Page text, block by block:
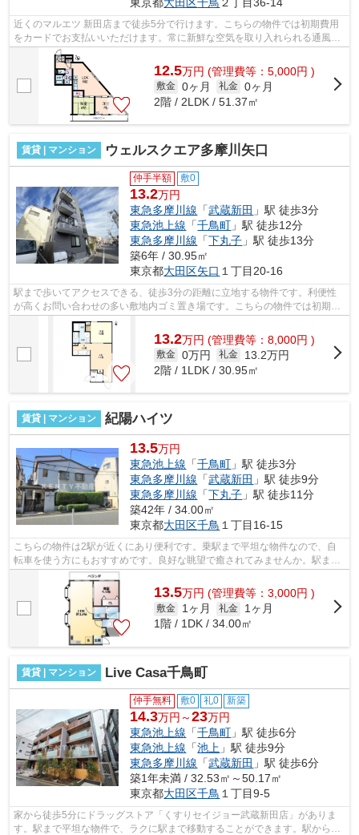
東京都大田区千鳥 ２丁目36-14
近くのマルエツ 新田店まで徒歩5分で行けます。こちらの物件では初期費用
をカードでお支払いいただけます。常に新鮮な空気を取り入れられる通風良
好な間取りの物件。こちらの物件はマ...
12.5万円 (管理費等：5,000円 )
敷金 0ヶ月 礼金 0ヶ月
2階 / 2LDK / 51.37㎡
賃貸 | マンション ウェルスクエア多摩川矢口
仲手半額 敷0
13.2万円
東急多摩川線 「武蔵新田 」駅 徒歩3分
東急池上線 「千鳥町 」駅 徒歩12分
東急多摩川線 「下丸子 」駅 徒歩13分
築6年 / 30.95㎡
東京都大田区矢口 １丁目20-16
駅まで歩いてアクセスできる、徒歩3分の距離に立地する物件です。利便性
が高くお問い合わせの多い敷地内ゴミ置き場です。こちらの物件では初期費
用をカードでお支払いいただけます。駅...
13.2万円 (管理費等：8,000円 )
敷金 0万円 礼金
13.2万円
2階 / 1LDK / 30.95㎡
賃貸 | マンション 紀陽ハイツ
13.5万円
東急池上線 「千鳥町 」駅 徒歩3分
東急多摩川線 「武蔵新田 」駅 徒歩9分
東急多摩川線 「下丸子 」駅 徒歩11分
築42年 / 34.00㎡
東京都大田区千鳥 １丁目16-15
こちらの物件は2駅が近くにあり便利です。乗駅まで平坦な物件なので、自
転車を使う方にもおすすめです。良好な眺望で癒されてみませんか。駅まで
徒歩3分の立地が魅力的な、利便性の高...
13.5万円 (管理費等：3,000円 )
敷金 1ヶ月 礼金
1ヶ月
1階 / 1DK / 34.00㎡
賃貸 | マンション Live Casa千鳥町
仲手無料 敷0 礼0 新築
14.3万円～23万円
東急池上線 「千鳥町 」駅 徒歩6分
東急池上線 「池上 」駅 徒歩9分
東急多摩川線 「武蔵新田 」駅 徒歩6分
築1年未満 / 32.53㎡～50.17㎡
東京都大田区千鳥 １丁目9-5
家から徒歩5分にドラッグストア「くすりセイジョー武蔵新田店」がありま
す。駅まで平坦な物件で、ラクに駅まで移動することができます。駅から徒